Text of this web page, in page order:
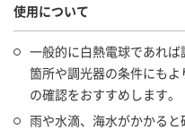
使用について
一般的に白熱電球であれ
箇所や調光器の条件にも
の確認をおすすめします。
雨や水滴、海水がかかると